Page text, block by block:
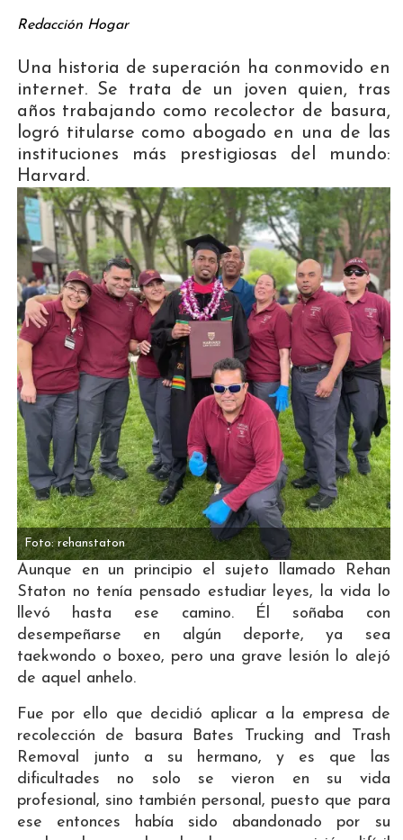
Redacción Hogar
Una historia de superación ha conmovido en
internet. Se trata de un joven quien, tras
años trabajando como recolector de basura,
logró titularse como abogado en una de las
instituciones más prestigiosas del mundo:
Harvard.
Foto: rehanstaton
Aunque en un principio el sujeto llamado Rehan
Staton no tenía pensado estudiar leyes, la vida lo
llevó hasta ese camino. Él soñaba con
desempeñarse en algún deporte, ya sea
taekwondo o boxeo, pero una grave lesión lo alejó
de aquel anhelo.
Fue por ello que decidió aplicar a la empresa de
recolección de basura Bates Trucking and Trash
Removal junto a su hermano, y es que las
dificultades no solo se vieron en su vida
profesional, sino también personal, puesto que para
ese entonces había sido abandonado por su